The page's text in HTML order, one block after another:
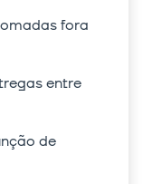
fora
entre
de